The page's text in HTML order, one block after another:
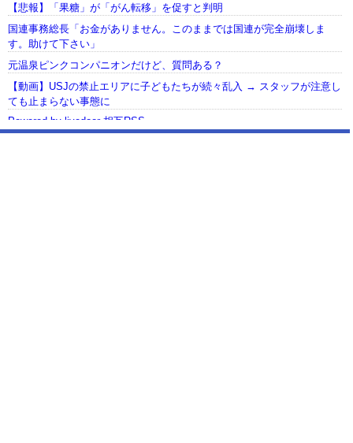
【悲報】「果糖」が「がん転移」を促すと判明
国連事務総長「お金がありません。このままでは国連が完全崩壊しま
す。助けて下さい」
元温泉ピンクコンパニオンだけど、質問ある？
【動画】USJの禁止エリアに子どもたちが続々乱入 → スタッフが注意し
ても止まらない事態に
Powered by livedoor 相互RSS